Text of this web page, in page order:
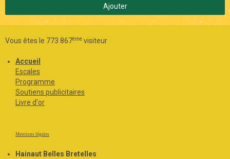
Ajouter
Vous êtes le 773 867ème visiteur
Accueil
Escales
Programme
Soutiens publicitaires
Livre d'or
Mentions légales
Hainaut Belles Bretelles